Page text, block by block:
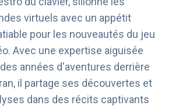
virtuels avec un appétit
pour les nouveautés du jeu
Avec une expertise aiguisée
années d'aventures derrière
il partage ses découvertes et
dans des récits captivants